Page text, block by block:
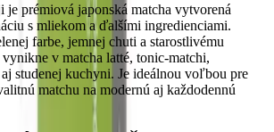
prémiová japonská matcha vytvorená
s mliekom a ďalšími ingredienciami.
farbe, jemnej chuti a starostlivému
v matcha latté, tonic-matchi,
studenej kuchyni. Je ideálnou voľbou pre
matchu na modernú aj každodennú